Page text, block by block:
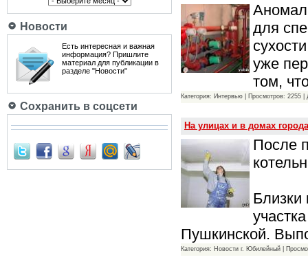
Новости
Есть интересная и важная
информация? Пришлите
материал для публикации в
разделе "Новости"
Сохранить в соцсети
для
уже
том,
Категория: Интервью | Просмотров: 2255
На улицах и в домах
После
Близки
Пушкинской.
Категория: Новости г. Юбилейный |